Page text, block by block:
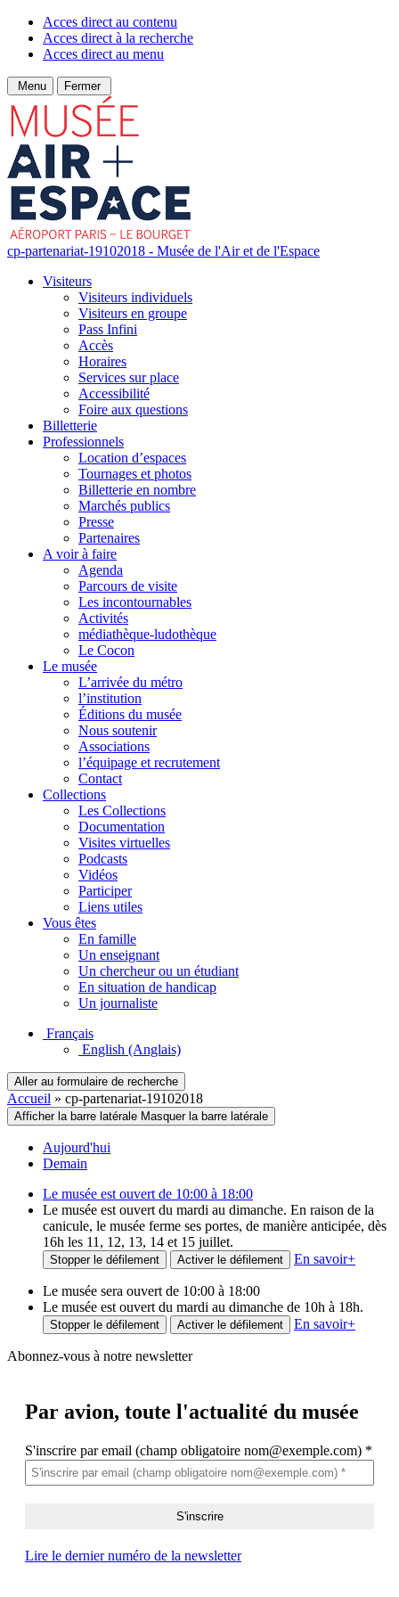
Acces direct au contenu
Acces direct à la recherche
Acces direct au menu
Menu Fermer
cp-partenariat-19102018 - Musée de l'Air et de l'Espace
Visiteurs
Visiteurs individuels
Visiteurs en groupe
Pass Infini
Accès
Horaires
Services sur place
Accessibilité
Foire aux questions
Billetterie
Professionnels
Location d’espaces
Tournages et photos
Billetterie en nombre
Marchés publics
Presse
Partenaires
A voir à faire
Agenda
Parcours de visite
Les incontournables
Activités
médiathèque-ludothèque
Le Cocon
Le musée
L’arrivée du métro
l’institution
Éditions du musée
Nous soutenir
Associations
l’équipage et recrutement
Contact
Collections
Les Collections
Documentation
Visites virtuelles
Podcasts
Vidéos
Participer
Liens utiles
Vous êtes
En famille
Un enseignant
Un chercheur ou un étudiant
En situation de handicap
Un journaliste
Français
English (Anglais)
Aller au formulaire de recherche
Accueil » cp-partenariat-19102018
Afficher la barre latérale Masquer la barre latérale
Aujourd'hui
Demain
Le musée est ouvert de 10:00 à 18:00
Le musée est ouvert du mardi au dimanche. En raison de la
canicule, le musée ferme ses portes, de manière anticipée, dès
16h les 11, 12, 13, 14 et 15 juillet.
Stopper le défilement Activer le défilement En savoir+
Le musée sera ouvert de 10:00 à 18:00
Le musée est ouvert du mardi au dimanche de 10h à 18h.
Stopper le défilement Activer le défilement En savoir+
Abonnez-vous à notre newsletter
Par avion, toute l'actualité du musée
S'inscrire par email (champ obligatoire nom@exemple.com) *
Lire le dernier numéro de la newsletter